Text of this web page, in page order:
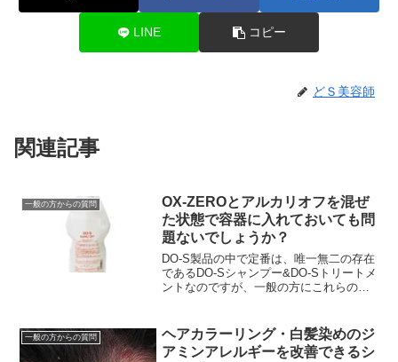
LINE コピー
どＳ美容師
関連記事
一般の方からの質問
OX-ZEROとアルカリオフを混ぜ
た状態で容器に入れておいても問
題ないでしょうか？
DO-S製品の中で定番は、唯一無二の存在
であるDO-Sシャンプー&DO-Sトリートメ
ントなのですが、一般の方にこれらの次
DO...
一般の方からの質問
ヘアカラーリング・白髪染めのジ
アミンアレルギーを改善できるシ